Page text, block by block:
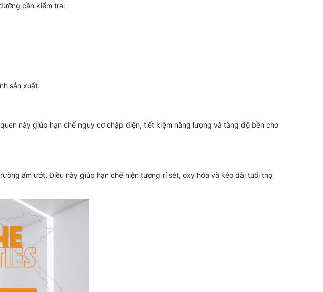
cần kiểm tra:
sản xuất.
này giúp hạn chế nguy cơ chập điện, tiết kiệm năng lượng và tăng độ bền cho
ẩm ướt. Điều này giúp hạn chế hiện tượng rỉ sét, oxy hóa và kéo dài tuổi thọ